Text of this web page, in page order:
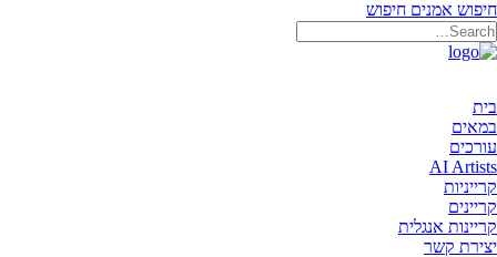
חיפוש אמנים חיפוש
בית
במאים
עורכים
AI Artists
קרייניות
קריינים
קריינות אנגלית
יצירת קשר